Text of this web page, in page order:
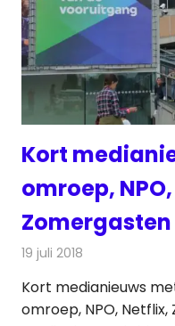
Kort
omroep,
19 juli 2018
Kort medianieuws
omroep, NPO,